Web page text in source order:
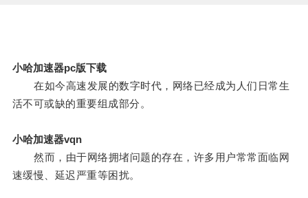
小哈加速器pc版下载
在如今高速发展的数字时代，网络已经成为人们日常生
活不可或缺的重要组成部分。
小哈加速器vqn
然而，由于网络拥堵问题的存在，许多用户常常面临网
速缓慢、延迟严重等困扰。